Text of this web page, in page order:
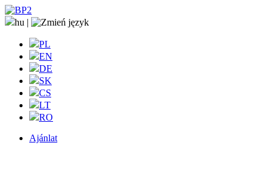
hu |
PL
EN
DE
SK
CS
LT
RO
Ajánlat